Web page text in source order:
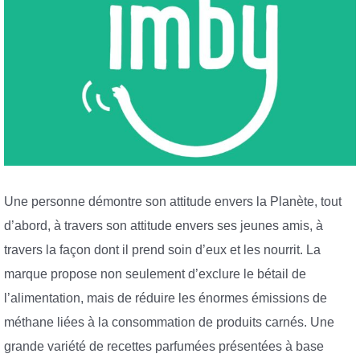
Une personne démontre son attitude envers la Planète, tout
d’abord, à travers son attitude envers ses jeunes amis, à
travers la façon dont il prend soin d’eux et les nourrit. La
marque propose non seulement d’exclure le bétail de
l’alimentation, mais de réduire les énormes émissions de
méthane liées à la consommation de produits carnés. Une
grande variété de recettes parfumées présentées à base